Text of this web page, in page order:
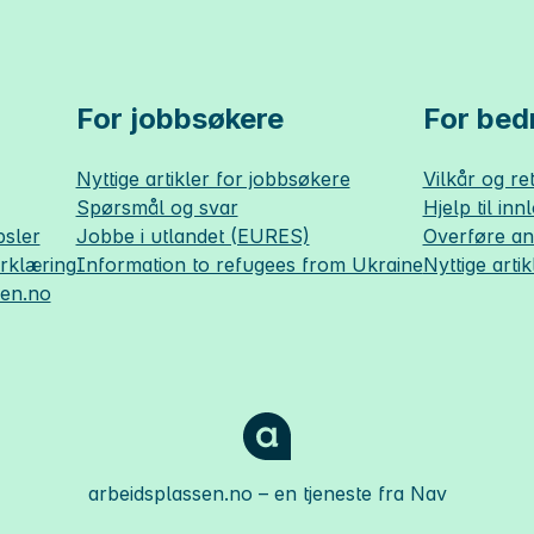
For jobbsøkere
Nyttige artikler for jobbsøkere
Spørsmål og svar
Jobbe i utlandet (EURES)
Information to refugees from Ukraine
For
Vilkår og
Hjelp til
Overføre
Nyttige
arbeidsplassen.no – en tjeneste fra Nav